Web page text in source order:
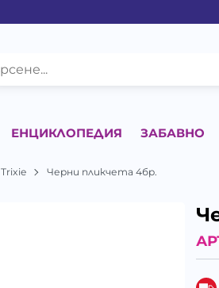
ЕНЦИКЛОПЕДИЯ ЗАБАВНО
Trixie Черни пликчета 4бр.